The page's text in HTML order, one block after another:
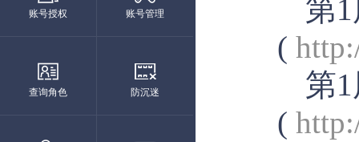
账号授权 账号管理
查询角色 防沉迷
第
(
第
(